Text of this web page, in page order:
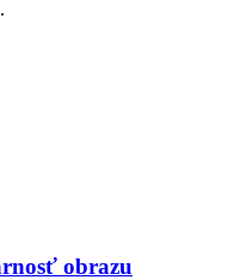
obrazu